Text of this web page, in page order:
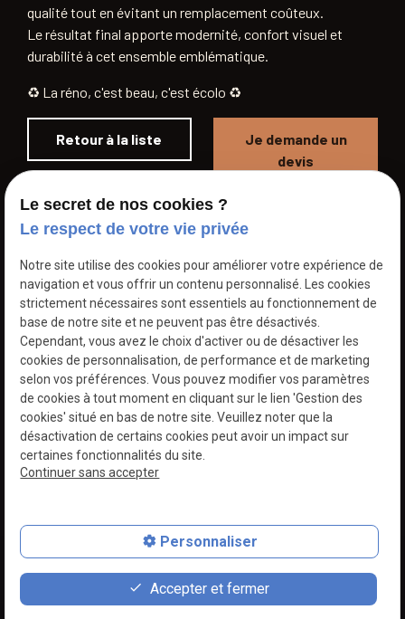
qualité tout en évitant un remplacement coûteux.
Le résultat final apporte modernité, confort visuel et
durabilité à cet ensemble emblématique.
♻️ La réno, c'est beau, c'est écolo ♻️
Retour à la liste
Je demande un
devis
06 61 74 71 73
Mentions légales
Siret :85372413600017
contact_page
Devis Whatsapp
phone
06 61 74 71 73
Le secret de nos cookies ?
Le respect de votre vie privée
Notre site utilise des cookies pour améliorer votre expérience de
navigation et vous offrir un contenu personnalisé. Les cookies
strictement nécessaires sont essentiels au fonctionnement de
base de notre site et ne peuvent pas être désactivés.
Cependant, vous avez le choix d'activer ou de désactiver les
cookies de personnalisation, de performance et de marketing
selon vos préférences. Vous pouvez modifier vos paramètres
de cookies à tout moment en cliquant sur le lien 'Gestion des
cookies' situé en bas de notre site. Veuillez noter que la
désactivation de certains cookies peut avoir un impact sur
certaines fonctionnalités du site.
Continuer sans accepter
Personnaliser
Accepter et fermer